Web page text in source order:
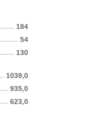
184
130
54
1039,0
935,0
623,0